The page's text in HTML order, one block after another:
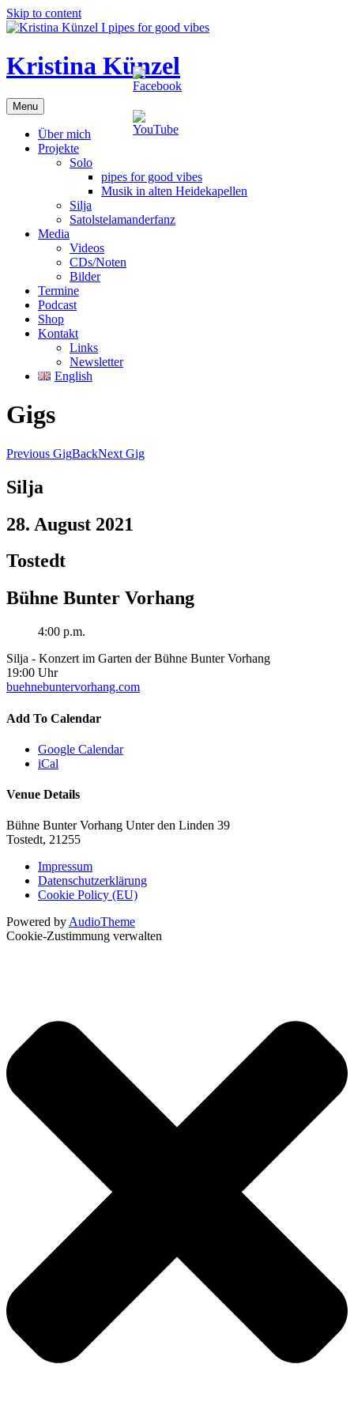
Skip to content
Kristina Künzel
Menu
Über mich
Projekte
Solo
pipes for good vibes
Musik in alten Heidekapellen
Silja
Satolstelamanderfanz
Media
Videos
CDs/Noten
Bilder
Termine
Podcast
Shop
Kontakt
Links
Newsletter
English
Gigs
Previous GigBackNext Gig
Silja
28. August 2021
Tostedt
Bühne Bunter Vorhang
4:00 p.m.
Silja - Konzert im Garten der Bühne Bunter Vorhang
19:00 Uhr
buehnebuntervorhang.com
Add To Calendar
Google Calendar
iCal
Venue Details
Bühne Bunter Vorhang Unter den Linden 39
Tostedt, 21255
Impressum
Datenschutzerklärung
Cookie Policy (EU)
Powered by AudioTheme
Cookie-Zustimmung verwalten